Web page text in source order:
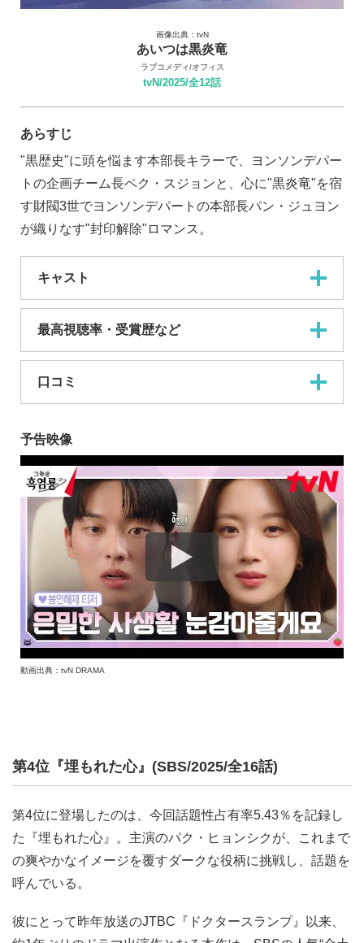
画像出典：tvN
あいつは黒炎竜
ラブコメディ/オフィス
tvN/2025/全12話
あらすじ
"黒歴史"に頭を悩ます本部長キラーで、ヨンソンデパー
トの企画チーム長ペク・スジョンと、心に"黒炎竜"を宿
す財閥3世でヨンソンデパートの本部長パン・ジュヨン
が織りなす"封印解除"ロマンス。
キャスト
最高視聴率・受賞歴など
口コミ
予告映像
動画出典：tvN DRAMA
第4位『埋もれた心』(SBS/2025/全16話)
第4位に登場したのは、今回話題性占有率5.43％を記録し
た『埋もれた心』。主演のパク・ヒョンシクが、これまで
の爽やかなイメージを覆すダークな役柄に挑戦し、話題を
呼んでいる。
彼にとって昨年放送のJTBC『ドクタースランプ』以来、